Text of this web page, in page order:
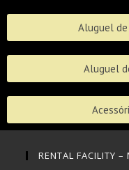
Aluguel de
Aluguel
RENTAL FACILITY –